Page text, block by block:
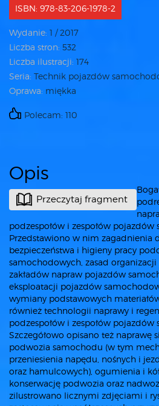
ISBN: 978-83-206-1978-2
Wydanie: 1 / 2017
Liczba stron: 532
Liczba ilustracji: 174
Seria: Technik pojazdów
Oprawa: miękka
Polecam: 110
Opis
Przeczytaj fragment
podzespołów i zespołów pojazdów
Przedstawiono w nim zagadnienia
bezpieczeństwa i higieny pracy
samochodowych, zasad organizacji
zakładów napraw pojazdów
eksploatacji pojazdów
wymiany podstawowych
również technologii naprawy i
podzespołów i zespołów pojazdów
Szczegółowo opisano też naprawę
podwozia samochodu (w tym
przeniesienia napędu, nośnych i
oraz hamulcowych), ogumienia i
konserwację podwozia oraz
zilustrowano licznymi zdjęciami i